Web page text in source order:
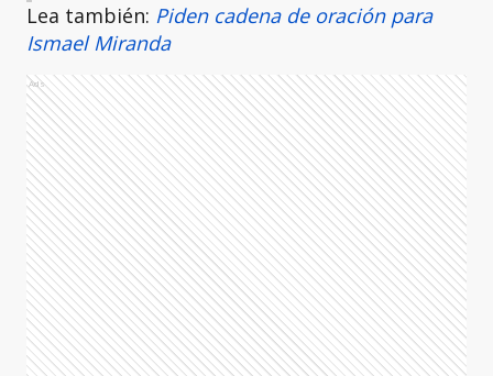
Lea también: Piden cadena de oración para
Ismael Miranda
Ads